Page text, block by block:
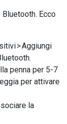
Ecco
> Aggiungi
penna per 5-7
per attivare
la